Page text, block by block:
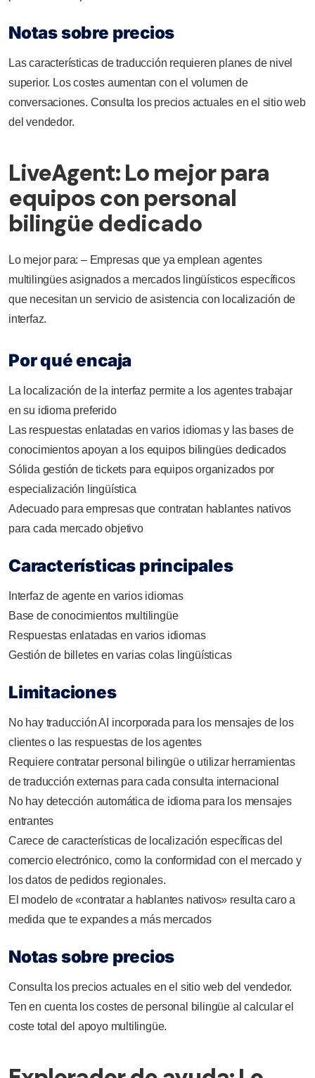
Notas sobre precios
Las características de traducción requieren planes de nivel
superior. Los costes aumentan con el volumen de
conversaciones. Consulta los precios actuales en el sitio web
del vendedor.
LiveAgent: Lo mejor para
equipos con personal
bilingüe dedicado
Lo mejor para: – Empresas que ya emplean agentes
multilingües asignados a mercados lingüísticos específicos
que necesitan un servicio de asistencia con localización de
interfaz.
Por qué encaja
La localización de la interfaz permite a los agentes trabajar
en su idioma preferido
Las respuestas enlatadas en varios idiomas y las bases de
conocimientos apoyan a los equipos bilingües dedicados
Sólida gestión de tickets para equipos organizados por
especialización lingüística
Adecuado para empresas que contratan hablantes nativos
para cada mercado objetivo
Características principales
Interfaz de agente en varios idiomas
Base de conocimientos multilingüe
Respuestas enlatadas en varios idiomas
Gestión de billetes en varias colas lingüísticas
Limitaciones
No hay traducción AI incorporada para los mensajes de los
clientes o las respuestas de los agentes
Requiere contratar personal bilingüe o utilizar herramientas
de traducción externas para cada consulta internacional
No hay detección automática de idioma para los mensajes
entrantes
Carece de características de localización específicas del
comercio electrónico, como la conformidad con el mercado y
los datos de pedidos regionales.
El modelo de «contratar a hablantes nativos» resulta caro a
medida que te expandes a más mercados
Notas sobre precios
Consulta los precios actuales en el sitio web del vendedor.
Ten en cuenta los costes de personal bilingüe al calcular el
coste total del apoyo multilingüe.